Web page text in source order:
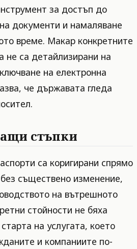
за достъп до
документи и намаляване
време. Макар конкретните
не са детайлизирани на
на електронна
че държавата гледа
стъпки
са коригирани спрямо
съществено изменение,
на вътрешното
стойности не бяха
на услугата, което
и компаниите по-